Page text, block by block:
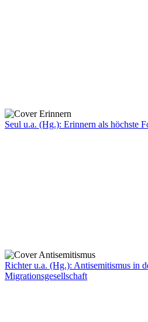
Seul u.a. (Hg.): Erinnern als höchste
Richter u.a. (Hg.): Antisemitismus in
Migrationsgesellschaft